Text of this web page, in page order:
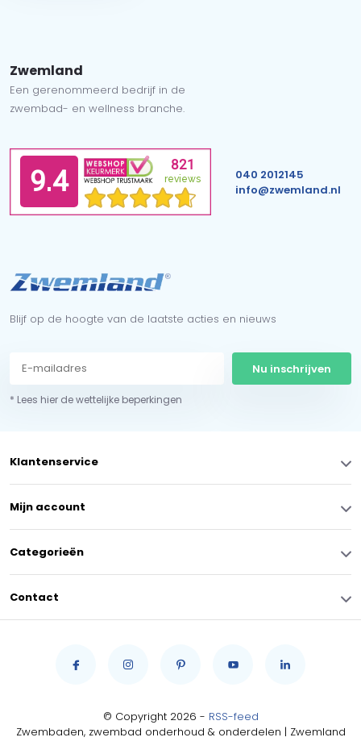
Zwemland
Een gerenommeerd bedrijf in de
zwembad- en wellness branche.
040 2012145
info@zwemland.nl
Blijf op de hoogte van de laatste acties en nieuws
Nu inschrijven
* Lees hier de wettelijke beperkingen
Klantenservice
Mijn account
Categorieën
Contact
© Copyright 2026 - RSS-feed
Zwembaden, zwembad onderhoud & onderdelen | Zwemland